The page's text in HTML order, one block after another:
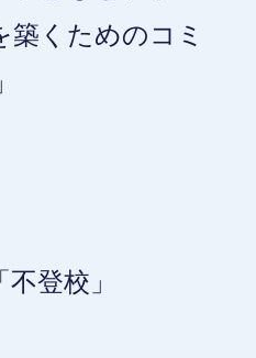
築くためのコミ
登校」